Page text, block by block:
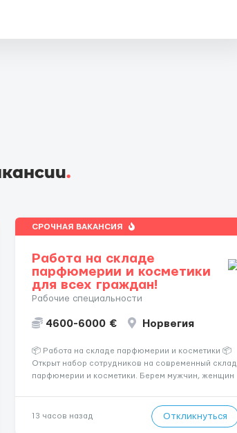
.
СРОЧНАЯ ВАКАНСИЯ
Работа на складе
парфюмерии и косметики
для всех граждан!
Рабочие специальности
4600-6000 € Норвегия
📦 Работа на складе парфюмерии и косметики 📦
Открыт набор сотрудников на современный склад
парфюмерии и косметики. Берем мужчин, женщин
после приезда. Работа не тяжелая. Нужно
13 часов назад Откликнуться